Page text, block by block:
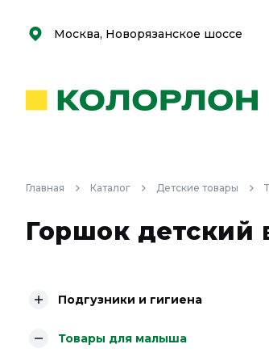
Скоро
Скоро
Москва, Новорязанское шоссе
Главная Каталог Детские товары
Горшок детский
Подгузники и гигиена
Товары для малыша